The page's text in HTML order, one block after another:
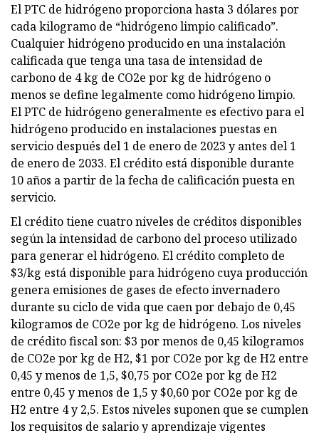
El PTC de hidrógeno proporciona hasta 3 dólares por
cada kilogramo de “hidrógeno limpio calificado”.
Cualquier hidrógeno producido en una instalación
calificada que tenga una tasa de intensidad de
carbono de 4 kg de CO2e por kg de hidrógeno o
menos se define legalmente como hidrógeno limpio.
El PTC de hidrógeno generalmente es efectivo para el
hidrógeno producido en instalaciones puestas en
servicio después del 1 de enero de 2023 y antes del 1
de enero de 2033. El crédito está disponible durante
10 años a partir de la fecha de calificación puesta en
servicio.
El crédito tiene cuatro niveles de créditos disponibles
según la intensidad de carbono del proceso utilizado
para generar el hidrógeno. El crédito completo de
$3/kg está disponible para hidrógeno cuya producción
genera emisiones de gases de efecto invernadero
durante su ciclo de vida que caen por debajo de 0,45
kilogramos de CO2e por kg de hidrógeno. Los niveles
de crédito fiscal son: $3 por menos de 0,45 kilogramos
de CO2e por kg de H2, $1 por CO2e por kg de H2 entre
0,45 y menos de 1,5, $0,75 por CO2e por kg de H2
entre 0,45 y menos de 1,5 y $0,60 por CO2e por kg de
H2 entre 4 y 2,5. Estos niveles suponen que se cumplen
los requisitos de salario y aprendizaje vigentes